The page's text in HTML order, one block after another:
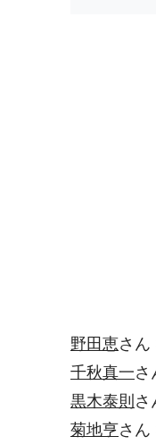
野田恵さん
千秋真一さ
黒木泰則さ
菊地亨さん